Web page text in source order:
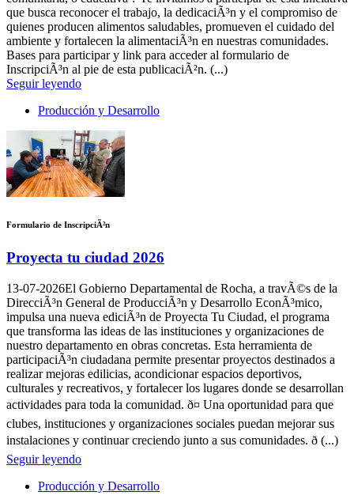
que busca reconocer el trabajo, la dedicaciÃ³n y el compromiso de
quienes producen alimentos saludables, promueven el cuidado del
ambiente y fortalecen la alimentaciÃ³n en nuestras comunidades.
Bases para participar y link para acceder al formulario de
InscripciÃ³n al pie de esta publicaciÃ²n. (...)
Seguir leyendo
Producción y Desarrollo
Formulario de InscripciÃ²n
Proyecta tu ciudad 2026
13-07-2026El Gobierno Departamental de Rocha, a travÃ©s de la
DirecciÃ³n General de ProducciÃ³n y Desarrollo EconÃ³mico,
impulsa una nueva ediciÃ³n de Proyecta Tu Ciudad, el programa
que transforma las ideas de las instituciones y organizaciones de
nuestro departamento en obras concretas. Esta herramienta de
participaciÃ³n ciudadana permite presentar proyectos destinados a
realizar mejoras edilicias, acondicionar espacios deportivos,
culturales y recreativos, y fortalecer los lugares donde se desarrollan
actividades para toda la comunidad. ð¤ Una oportunidad para que
clubes, instituciones y organizaciones sociales puedan mejorar sus
instalaciones y continuar creciendo junto a sus comunidades. ð (...)
Seguir leyendo
Producción y Desarrollo